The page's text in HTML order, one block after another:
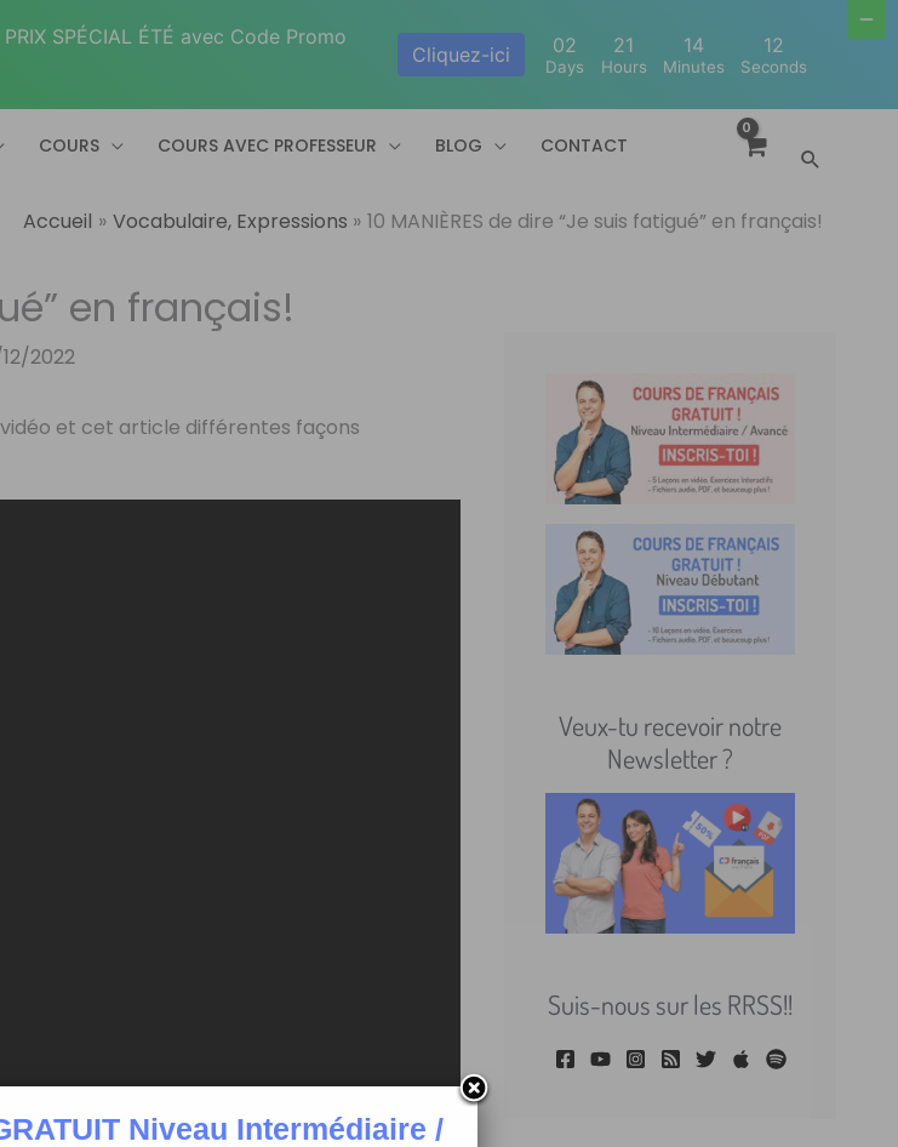
COURS COURS AVEC PROFESSEUR BLOG
CONTACT
Accueil Vocabulaire, Expressions 10 MANIÈRES de dire “Je suis fatigué” en français!
en français!
2022
vidéo et cet article différentes façons
Veux-tu recevoir notre
Newsletter ?
Suis-nous sur les RRSS!!
Niveau Intermédiaire /
SPÉCIAL ÉTÉ avec Code Promo
Cliquez-ici 02
Days
21
Hours
14
Minutes
11
Seconds